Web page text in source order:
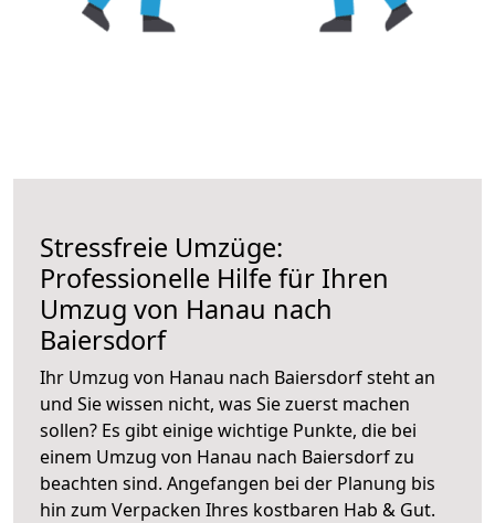
Stressfreie Umzüge:
Professionelle Hilfe für Ihren
Umzug von Hanau nach
Baiersdorf
Ihr Umzug von Hanau nach Baiersdorf steht an
und Sie wissen nicht, was Sie zuerst machen
sollen? Es gibt einige wichtige Punkte, die bei
einem Umzug von Hanau nach Baiersdorf zu
beachten sind. Angefangen bei der Planung bis
hin zum Verpacken Ihres kostbaren Hab & Gut.